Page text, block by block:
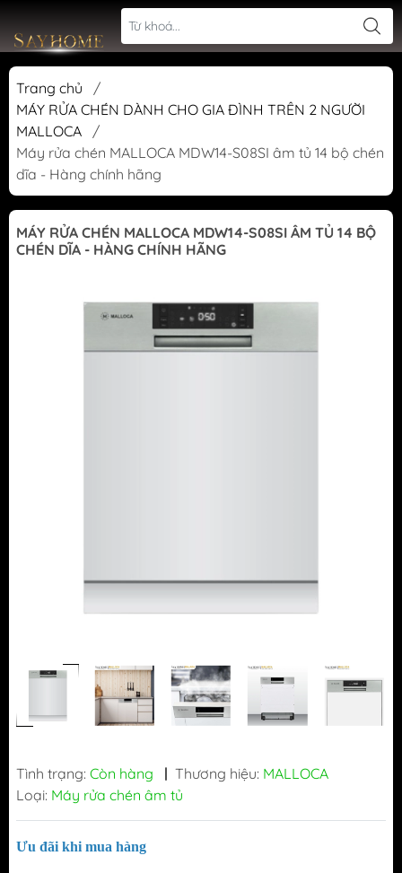
Trang chủ
/
MÁY RỬA CHÉN DÀNH CHO GIA ĐÌNH TRÊN 2 NGƯỜI
MALLOCA
/
Máy rửa chén MALLOCA MDW14-S08SI âm tủ 14 bộ chén
dĩa - Hàng chính hãng
MÁY RỬA CHÉN MALLOCA MDW14-S08SI ÂM TỦ 14 BỘ
CHÉN DĨA - HÀNG CHÍNH HÃNG
Tình trạng: Còn hàng | Thương hiệu: MALLOCA
Loại: Máy rửa chén âm tủ
Ưu đãi khi mua hàng